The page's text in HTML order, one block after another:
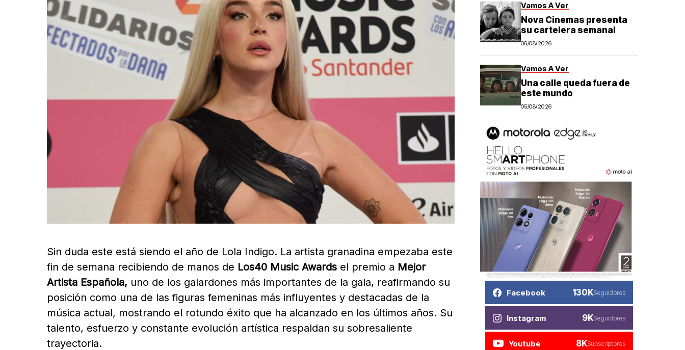
Sin duda este está siendo el año de Lola Indigo. La artista granadina empezaba este
fin de semana recibiendo de manos de Los40 Music Awards el premio a Mejor
Artista Española, uno de los galardones más importantes de la gala, reafirmando su
posición como una de las figuras femeninas más influyentes y destacadas de la
música actual, mostrando el rotundo éxito que ha alcanzado en los últimos años. Su
talento, esfuerzo y constante evolución artística respaldan su sobresaliente
trayectoria.
Vamos A Ver
Nova Cinemas presenta
su cartelera semanal
06/08/2026
Vamos A Ver
Una calle queda fuera de
este mundo
05/08/2026
Facebook 130KSeguidores
Instagram 9KSeguidores
Youtube 8KSubscriptores